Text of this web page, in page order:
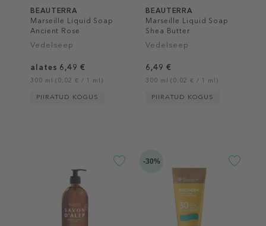
BEAUTERRA
Marseille Liquid Soap
Ancient Rose
Vedelseep
alates 6,49 €
300 ml (0,02 € / 1 ml)
PIIRATUD KOGUS
BEAUTERRA
Marseille Liquid Soap
Shea Butter
Vedelseep
6,49 €
300 ml (0,02 € / 1 ml)
PIIRATUD KOGUS
-30%